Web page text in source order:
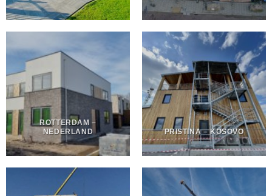
ROTTERDAM –
NEDERLAND
PRISTINA – KOSOVO